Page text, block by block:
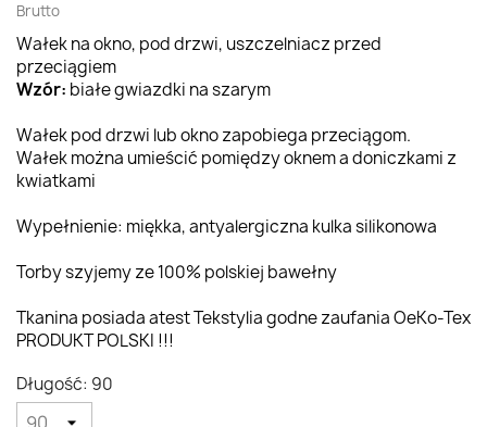
Brutto
Wałek na okno, pod drzwi, uszczelniacz przed
przeciągiem
Wzór: białe gwiazdki na szarym
Wałek pod drzwi lub okno zapobiega przeciągom.
Wałek można umieścić pomiędzy oknem a doniczkami z
kwiatkami
Wypełnienie: miękka, antyalergiczna kulka silikonowa
Torby szyjemy ze 100% polskiej bawełny
Tkanina posiada atest Tekstylia godne zaufania OeKo-Tex
PRODUKT POLSKI !!!
Długość: 90